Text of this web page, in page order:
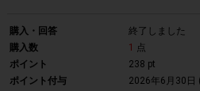
購入・回答
終了しました
購入数
1
点
ポイント
238 pt
ポイント付与
2026年6月30日